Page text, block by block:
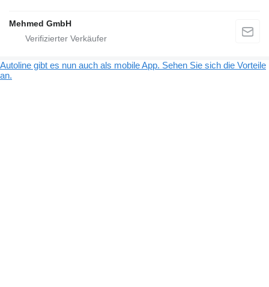
Mehmed GmbH
Autoline gibt es nun auch als mobile App. Sehen Sie sich die Vorteile
an.